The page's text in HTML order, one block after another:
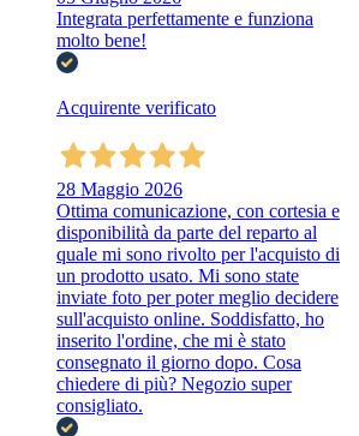
Integrata perfettamente e funziona
molto bene!
Acquirente verificato
28 Maggio 2026
Ottima comunicazione, con cortesia e
disponibilità da parte del reparto al
quale mi sono rivolto per l'acquisto di
un prodotto usato. Mi sono state
inviate foto per poter meglio decidere
sull'acquisto online. Soddisfatto, ho
inserito l'ordine, che mi è stato
consegnato il giorno dopo. Cosa
chiedere di più? Negozio super
consigliato.